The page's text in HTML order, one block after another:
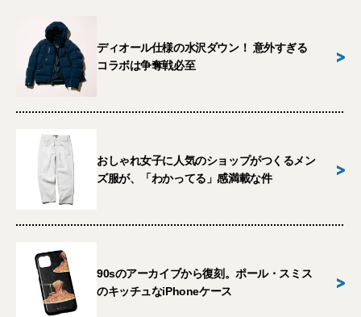
ディオール仕様の水沢ダウン！ 意外すぎる
コラボは争奪戦必至
>
おしゃれ女子に人気のショップがつくるメン
ズ服が、「わかってる」感満載な件
>
90sのアーカイブから復刻。ポール・スミス
のキッチュなiPhoneケース
>